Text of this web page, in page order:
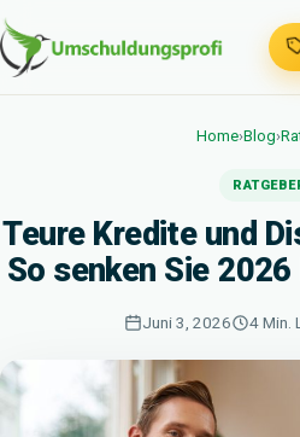
Home›Blog›
Teure Kredite und
So senken Sie
Juni 3, 2026 4 Min.